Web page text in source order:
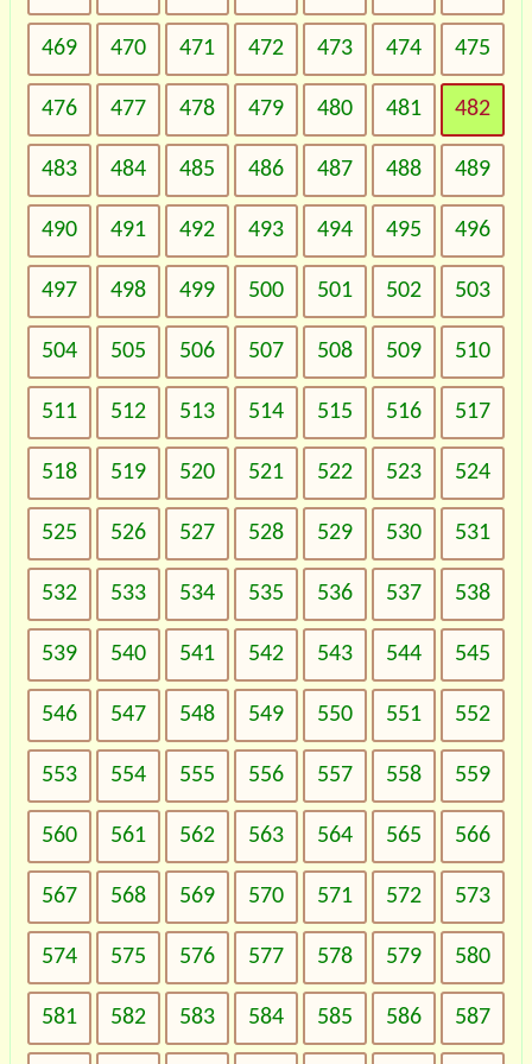
469 470 471 472 473 474 475
476 477 478 479 480 481 482
483 484 485 486 487 488 489
490 491 492 493 494 495 496
497 498 499 500 501 502 503
504 505 506 507 508 509 510
511 512 513 514 515 516 517
518 519 520 521 522 523 524
525 526 527 528 529 530 531
532 533 534 535 536 537 538
539 540 541 542 543 544 545
546 547 548 549 550 551 552
553 554 555 556 557 558 559
560 561 562 563 564 565 566
567 568 569 570 571 572 573
574 575 576 577 578 579 580
581 582 583 584 585 586 587